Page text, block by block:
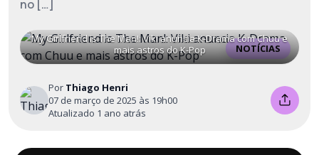
no […]
NOTÍCIAS
My Girlfriend is The Man!: Viki anuncia K-Drama com Chuu e
mais astros do K-Pop
Por Thiago Henri
07 de março de 2025 às 19h00
Atualizado 1 ano atrás